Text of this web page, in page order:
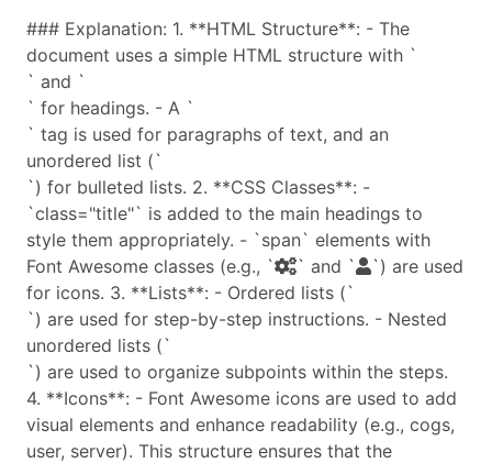
### Explanation: 1. **HTML Structure**: - The
document uses a simple HTML structure with `
` and `
` for headings. - A `
` tag is used for paragraphs of text, and an
unordered list (`
`) for bulleted lists. 2. **CSS Classes**: -
`class="title"` is added to the main headings to
style them appropriately. - `span` elements with
Font Awesome classes (e.g., `
` and `
`) are used
for icons. 3. **Lists**: - Ordered lists (`
`) are used for step-by-step instructions. - Nested
unordered lists (`
`) are used to organize subpoints within the steps.
4. **Icons**: - Font Awesome icons are used to add
visual elements and enhance readability (e.g., cogs,
user, server). This structure ensures that the